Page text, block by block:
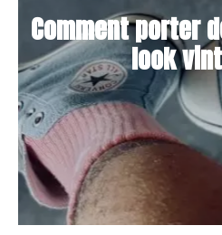
Comment porter
look